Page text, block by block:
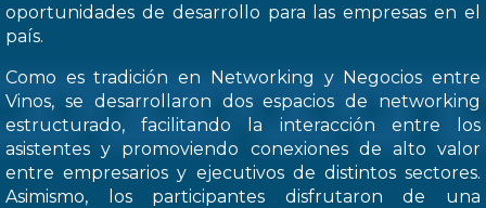
oportunidades de desarrollo para las empresas en el
país.
Como es tradición en Networking y Negocios entre
Vinos, se desarrollaron dos espacios de networking
estructurado, facilitando la interacción entre los
asistentes y promoviendo conexiones de alto valor
entre empresarios y ejecutivos de distintos sectores.
Asimismo, los participantes disfrutaron de una